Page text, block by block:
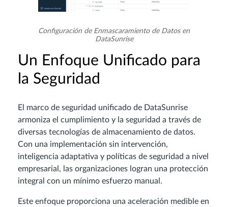
Configuración de Enmascaramiento de Datos en
DataSunrise
Un Enfoque Unificado para
la Seguridad
El marco de seguridad unificado de DataSunrise
armoniza el cumplimiento y la seguridad a través de
diversas tecnologías de almacenamiento de datos.
Con una implementación sin intervención,
inteligencia adaptativa y políticas de seguridad a nivel
empresarial, las organizaciones logran una protección
integral con un mínimo esfuerzo manual.
Este enfoque proporciona una aceleración medible en